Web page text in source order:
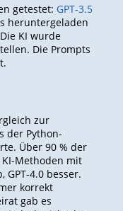
getestet: GPT-3.5
heruntergeladen
KI wurde
Die Prompts
zur
der Python-
Über 90 % der
Methoden mit
GPT-4.0 besser.
korrekt
gab es